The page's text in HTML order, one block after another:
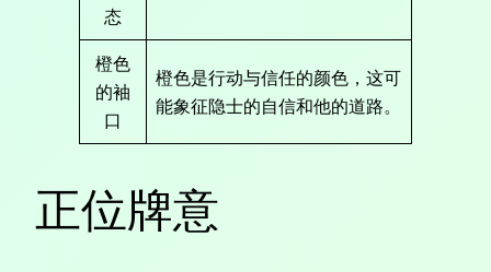
态
橙色
的袖
口
橙色是行动与信任的颜色，这可
能象征隐士的自信和他的道路。
正位牌意